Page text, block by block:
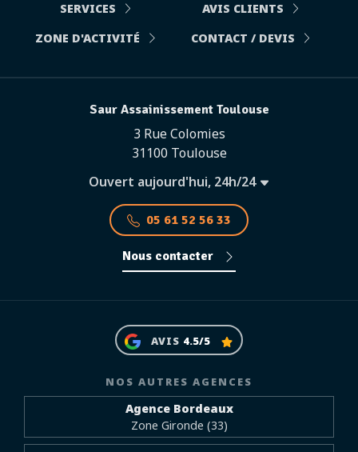
SERVICES
AVIS CLIENTS
ZONE D'ACTIVITÉ
CONTACT / DEVIS
Saur Assainissement Toulouse
3 Rue Colomies
31100 Toulouse
Ouvert aujourd'hui, 24h/24
05 61 52 56 33
Nous contacter
AVIS 4.5/5
NOS AUTRES AGENCES
Agence Bordeaux
Zone Gironde (33)